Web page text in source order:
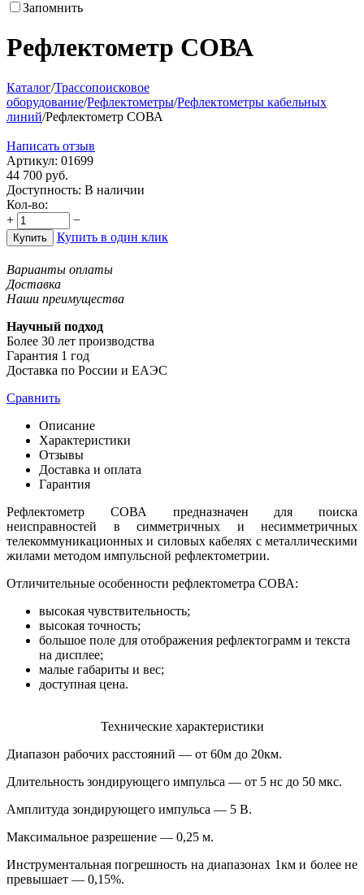
Запомнить
Рефлектометр СОВА
Каталог/Трассопоисковое
оборудование/Рефлектометры/Рефлектометры кабельных
линий/Рефлектометр СОВА
Написать отзыв
Артикул: 01699
44 700 руб.
Доступность: В наличии
Кол-во:
+
−
Купить Купить в один клик
Варианты оплаты
Доставка
Наши преимущества
Научный подход
Более 30 лет производства
Гарантия 1 год
Доставка по России и ЕАЭС
Сравнить
Описание
Характеристики
Отзывы
Доставка и оплата
Гарантия
Рефлектометр СОВА предназначен для поиска
неисправностей в симметричных и несимметричных
телекоммуникационных и силовых кабелях с металлическими
жилами методом импульсной рефлектометрии.
Отличительные особенности рефлектометра СОВА:
высокая чувствительность;
высокая точность;
большое поле для отображения рефлектограмм и текста
на дисплее;
малые габариты и вес;
доступная цена.
Технические характеристики
Диапазон рабочих расстояний — от 60м до 20км.
Длительность зондирующего импульса — от 5 нс до 50 мкс.
Амплитуда зондирующего импульса — 5 В.
Максимальное разрешение — 0,25 м.
Инструментальная погрешность на диапазонах 1км и более не
превышает — 0,15%.